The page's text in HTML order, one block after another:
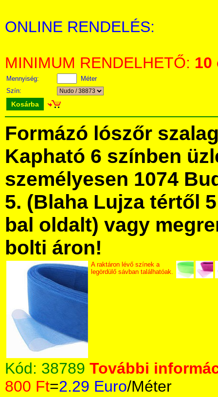
ONLINE RENDELÉS:
MINIMUM RENDELHETŐ: 10
Mennyiség:
Méter
Szín:
Kosárba
Formázó lószőr
Kapható 6 színben
személyesen 1074
5. (Blaha Lujza tértől
bal oldalt) vagy
bolti áron!
A raktáron lévő színek a
legördülő sávban találhatóak.
Kód: 38789 További
800 Ft=2.29 Euro/Méter